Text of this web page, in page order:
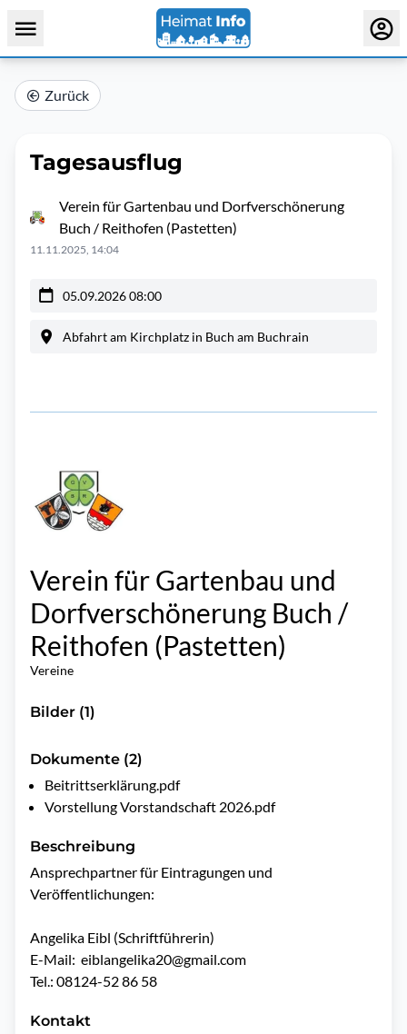
Zurück
Tagesausflug
Verein für Gartenbau und Dorfverschönerung
Buch / Reithofen (Pastetten)
11.11.2025, 14:04
05.09.2026 08:00
Abfahrt am Kirchplatz in Buch am Buchrain
Verein für Gartenbau und
Dorfverschönerung Buch /
Reithofen (Pastetten)
Vereine
Bilder (1)
Dokumente (2)
Beitrittserklärung.pdf
Vorstellung Vorstandschaft 2026.pdf
Beschreibung
Ansprechpartner für Eintragungen und
Veröffentlichungen:
Angelika Eibl (Schriftführerin)
E-Mail:  eiblangelika20@gmail.com
Tel.: 08124-52 86 58
Kontakt